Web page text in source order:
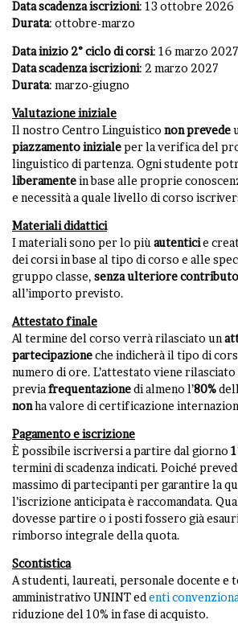
Data scadenza iscrizioni: 13 ottobre 2026
Durata: ottobre-marzo
Data inizio 2° ciclo di corsi: 16 marzo 2027
Data scadenza iscrizioni: 2 marzo 2027
Durata: marzo-giugno
Valutazione iniziale
Il nostro Centro Linguistico nonprevede
piazzamento inizialeper la verifica del
linguistico di partenza. Ogni studente
liberamentein base alle proprie
e necessità a quale livello di corso
Materiali didattici
I materiali sono per lo più autenticie
dei corsi in base al tipo di corso e alle
gruppo classe, senza ulteriore contributo
all’importo previsto.
Attestato finale
Al termine del corso verrà rilasciato un
partecipazioneche indicherà il tipo di
numero di ore. L’attestato viene
previafrequentazionedi almeno l’80%
nonha valore di certificazione
Pagamento e iscrizione
È possibile iscriversi a partire dal giorno
termini di scadenza indicati. Poiché
massimo di partecipanti per garantire la
l’iscrizione anticipata è raccomandata.
dovesse partire o i posti fossero già
rimborso integrale della quota.
Scontistica
A studenti, laureati, personale docente e
amministrativo UNINT ed enti
riduzione del 10% in fase di acquisto.